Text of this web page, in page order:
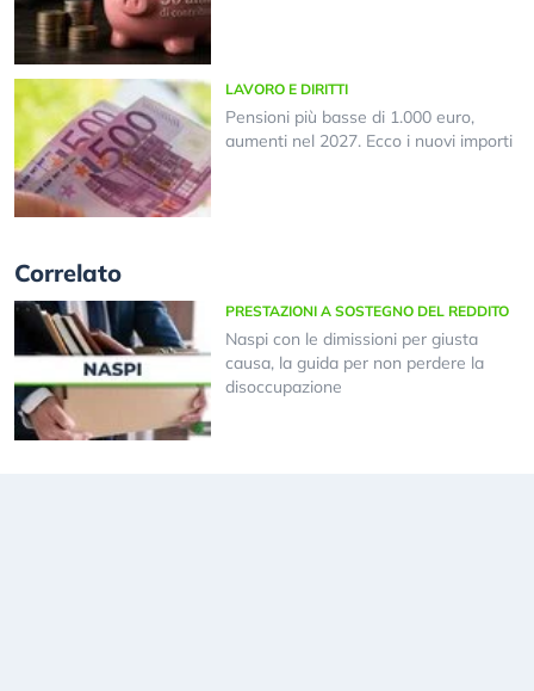
LAVORO E DIRITTI
Pensioni più basse di 1.000 euro,
aumenti nel 2027. Ecco i nuovi importi
Correlato
PRESTAZIONI A SOSTEGNO DEL REDDITO
Naspi con le dimissioni per giusta
causa, la guida per non perdere la
disoccupazione